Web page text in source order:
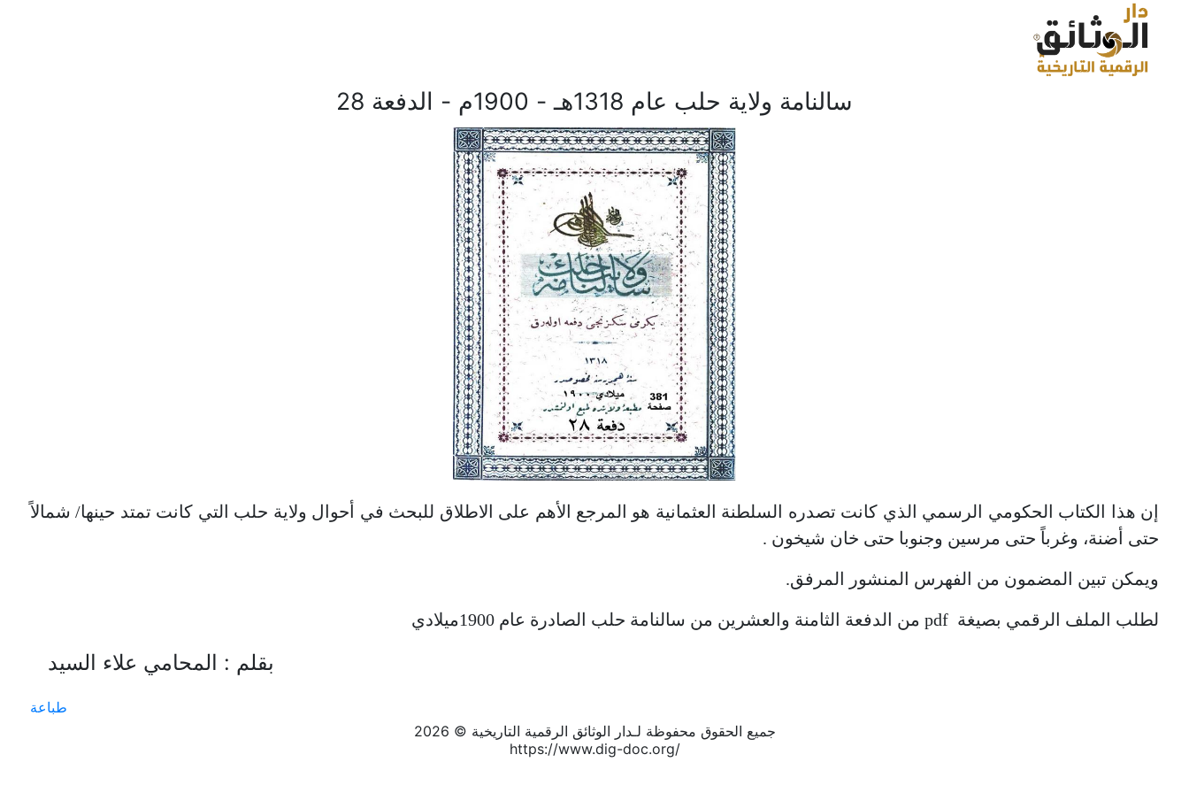
سالنامة ولاية حلب عام 1318هـ - 1900م - الدفعة 28
إن هذا الكتاب الحكومي الرسمي الذي كانت تصدره السلطنة العثمانية هو المرجع الأهم على الاطلاق للبحث في أحوال ولاية حلب التي كانت تمتد حينها/ شمالاً
حتى أضنة، وغرباً حتى مرسين وجنوبا حتى خان شيخون .
ويمكن تبين المضمون من الفهرس المنشور المرفق.
لطلب الملف الرقمي بصيغة pdf من الدفعة الثامنة والعشرين من سالنامة حلب الصادرة عام 1900ميلادي
بقلم : المحامي علاء السيد
طباعة
جميع الحقوق محفوظة لـدار الوثائق الرقمية التاريخية © 2026
https://www.dig-doc.org/